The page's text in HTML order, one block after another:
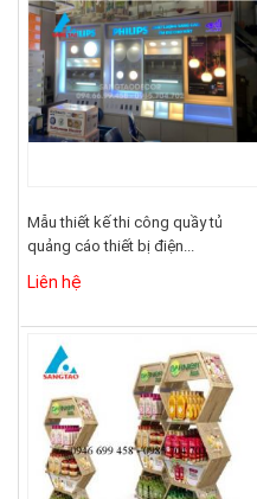
Mẫu thiết kế thi công quầy tủ
quảng cáo thiết bị điện...
Liên hệ